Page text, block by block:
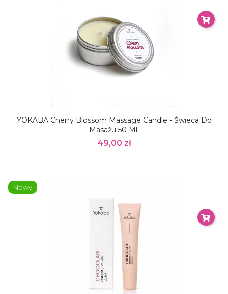
YOKABA Cherry Blossom Massage Candle - Świeca Do
Masażu 50 Ml.
49,00 zł
Nowy